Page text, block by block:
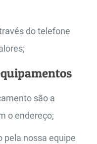
do telefone
são a
o endereço;
pela nossa equipe